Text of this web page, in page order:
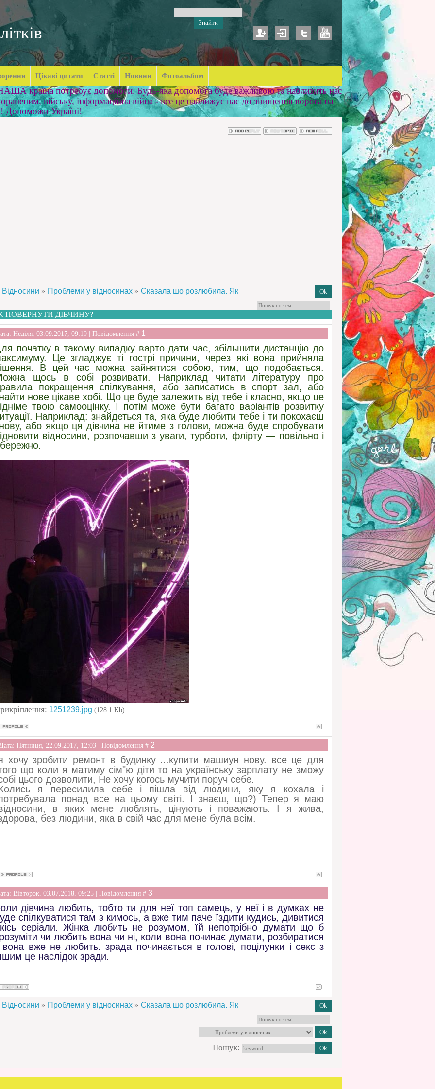
Цікаві цитати Статті Новини Фотоальбом
країна потребує допомоги. Будь-яка допомога буде важливою та наблизить нас
війську, інформаційна війна - все це наближує нас до знищення ворога на
Допоможи Україні!
Відносини » Проблеми у відносинах » Сказала шо розлюбила. Як
ДІВЧИНУ?
Неділя, 03.09.2017, 09:19 | Повідомлення # 1
початку в такому випадку варто дати час, збільшити дистанцію до
Це згладжує ті гострі причини, через які вона прийняла
В цей час можна зайнятися собою, тим, що подобається.
щось в собі розвивати. Наприклад читати літературу про
покращення спілкування, або записатись в спорт зал, або
нове цікаве хобі. Що це буде залежить від тебе і класно, якщо це
твою самооцінку. І потім може бути багато варіантів розвитку
Наприклад: знайдеться та, яка буде любити тебе і ти покохаєш
або якщо ця дівчина не йтиме з голови, можна буде спробувати
відносини, розпочавши з уваги, турботи, флірту — повільно і
1251239.jpg (128.1 Kb)
Пятниця, 22.09.2017, 12:03 | Повідомлення # 2
хочу зробити ремонт в будинку ...купити машиун нову. все це для
що коли я матиму сім"ю діти то на українську зарплату не зможу
цього дозволити, Не хочу когось мучити поруч себе.
я пересилила себе і пішла від людини, яку я кохала і
понад все на цьому світі. І знаєш, що?) Тепер я маю
в яких мене люблять, цінують і поважають. І я жива,
без людини, яка в свій час для мене була всім.
Вівторок, 03.07.2018, 09:25 | Повідомлення # 3
дівчина любить, тобто ти для неї топ самець, у неї і в думках не
спілкуватися там з кимось, а вже тим паче їздити кудись, дивитися
серіали. Жінка любить не розумом, їй непотрібно думати що б
чи любить вона чи ні, коли вона починає думати, розбиратися
вже не любить. зрада починається в голові, поцілунки і секс з
це наслідок зради.
Відносини » Проблеми у відносинах » Сказала шо розлюбила. Як
Пошук: